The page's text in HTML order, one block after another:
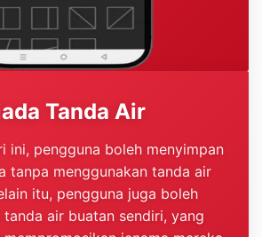
Tanda Air
ini, pengguna boleh menyimpan
tanpa menggunakan tanda air
itu, pengguna juga boleh
tanda air buatan sendiri, yang